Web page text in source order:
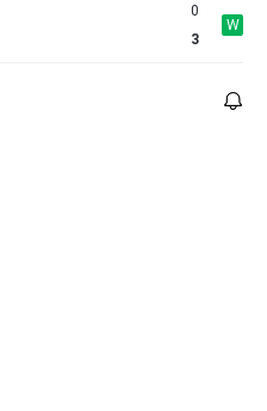
0
3
W